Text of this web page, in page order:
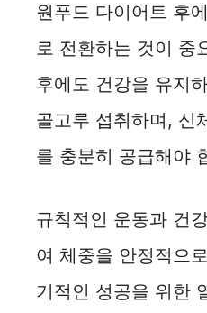
원푸드 다이어트 후
로 전환하는 것이 중
후에도 건강을 유지
골고루 섭취하며, 신
를 충분히 공급해야
규칙적인 운동과 건
여 체중을 안정적으
기적인 성공을 위한